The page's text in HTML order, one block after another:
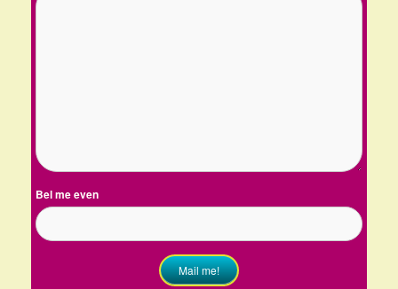
Bel me even
Mail me!